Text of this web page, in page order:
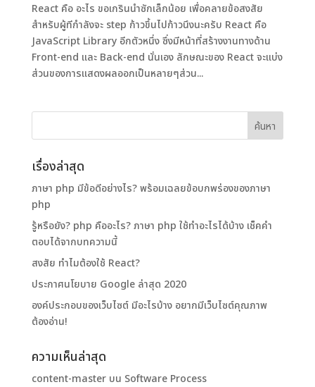
React คือ อะไร ขอเกรินนำซักเล็กน้อย เพื่อคลายข้อสงสัย
สำหรับผู้ทีกำลังจะ step ก้าวขึ้นไปก้าวนึงนะครับ React คือ
JavaScript Library อีกตัวหนึ่ง ซึ่งมีหน้าที่สร้างงานทางด้าน
Front-end และ Back-end นั่นเอง ลักษณะของ React จะแบ่ง
ส่วนของการแสดงผลออกเป็นหลายๆส่วน...
เรื่องล่าสุด
ภาษา php มีข้อดีอย่างไร? พร้อมเฉลยข้อบกพร่องของภาษา
php
รู้หรือยัง? php คืออะไร? ภาษา php ใช้ทําอะไรได้บ้าง เช็คคำ
ตอบได้จากบทความนี้
สงสัย ทำไมต้องใช้ React?
ประกาศนโยบาย Google ล่าสุด 2020
องค์ประกอบของเว็บไซต์ มีอะไรบ้าง อยากมีเว็บไซต์คุณภาพ
ต้องอ่าน!
ความเห็นล่าสุด
content-masterบน Software Process